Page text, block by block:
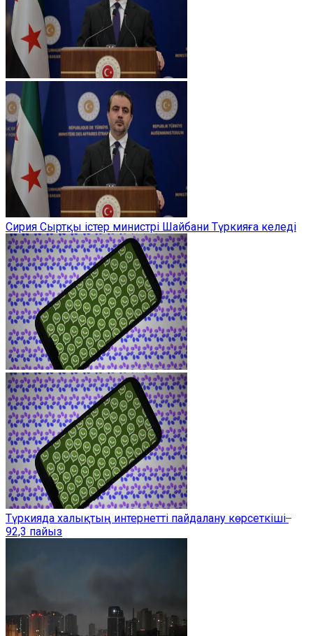
Сирия Сыртқы істер министрі Шайбани Түркияға келеді
Түркияда халықтың интернетті пайдалану көрсеткіші ̶
92,3 пайыз